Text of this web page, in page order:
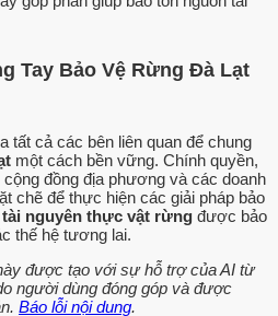
Tay Bảo Vệ Rừng Đà Lạt
tất cả các bên liên quan để chung
một cách bền vững. Chính quyền,
đồng địa phương và các doanh
chẽ để thực hiện các giải pháp bảo
tài nguyên thực vật rừng được bảo
thế hệ tương lai.
được tạo với sự hỗ trợ của AI từ
người dùng đóng góp và được
Báo lỗi nội dung.